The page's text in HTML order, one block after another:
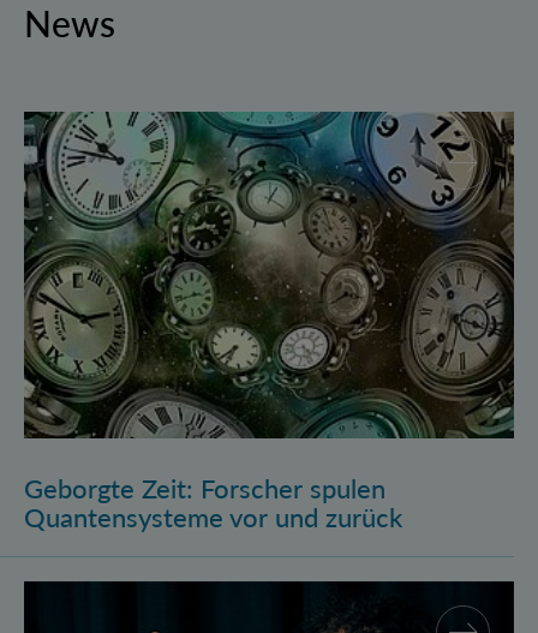
News
Geborgte Zeit: Forscher spulen Quantensysteme vor
Geborgte Zeit: Forscher spulen
Quantensysteme vor und zurück